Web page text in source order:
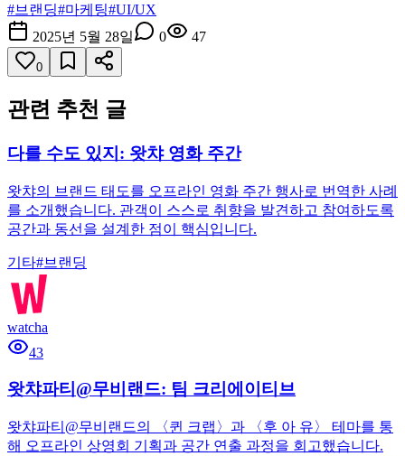
#브랜딩#마케팅#UI/UX
2025년 5월 28일
0 47
0
관련 추천 글
다를 수도 있지: 왓챠 영화 주간
왓챠의 브랜드 태도를 오프라인 영화 주간 행사로 번역한 사례
를 소개했습니다. 관객이 스스로 취향을 발견하고 참여하도록
공간과 동선을 설계한 점이 핵심입니다.
기타#브랜딩
watcha
43
왓챠파티@무비랜드: 팀 크리에이티브
왓챠파티@무비랜드의 〈퀸 크랩〉과 〈후 아 유〉 테마를 통
해 오프라인 상영회 기획과 공간 연출 과정을 회고했습니다.